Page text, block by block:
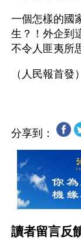
一個怎樣的國
生？！外企到
不令人匪夷所
分享到：
讀者留言反